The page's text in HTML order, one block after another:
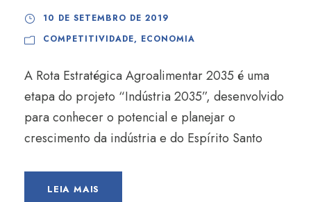
10 DE SETEMBRO DE 2019
COMPETITIVIDADE, ECONOMIA
A Rota Estratégica Agroalimentar 2035 é uma
etapa do projeto “Indústria 2035”, desenvolvido
para conhecer o potencial e planejar o
crescimento da indústria e do Espírito Santo
LEIA MAIS